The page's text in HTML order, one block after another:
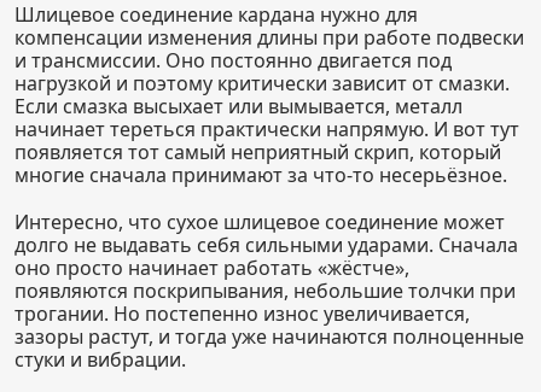
Шлицевое соединение кардана нужно для
компенсации изменения длины при работе подвески
и трансмиссии. Оно постоянно двигается под
нагрузкой и поэтому критически зависит от смазки.
Если смазка высыхает или вымывается, металл
начинает тереться практически напрямую. И вот тут
появляется тот самый неприятный скрип, который
многие сначала принимают за что-то несерьёзное.
Интересно, что сухое шлицевое соединение может
долго не выдавать себя сильными ударами. Сначала
оно просто начинает работать «жёстче»,
появляются поскрипывания, небольшие толчки при
трогании. Но постепенно износ увеличивается,
зазоры растут, и тогда уже начинаются полноценные
стуки и вибрации.